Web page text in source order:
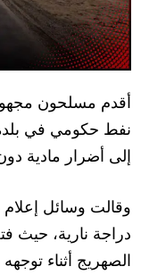
أقدم مسلحون
نفط حكومي في بلدة
إلى أضرار مادية
وقالت وسائل إعلام
دراجة نارية، حيث
الصهريج أثناء